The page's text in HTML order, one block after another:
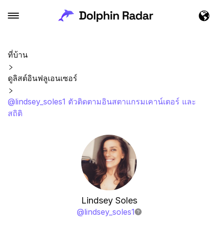
ที่บ้าน
ดูลิสต์อินฟลูเอนเซอร์
@lindsey_soles1 ตัวติดตามอินสตาแกรมเคาน์เตอร์ และ
สถิติ
Lindsey Soles
@lindsey_soles1